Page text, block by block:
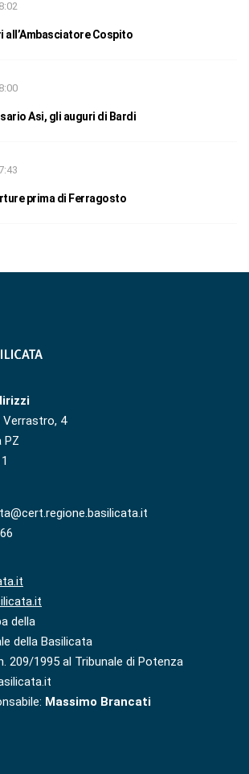
all’Ambasciatore Cospito
Asi, gli auguri di Bardi
prima di Ferragosto
Verrastro, 4
PZ
della
della Basilicata
209/1995 al Tribunale di Potenza
Massimo Brancati